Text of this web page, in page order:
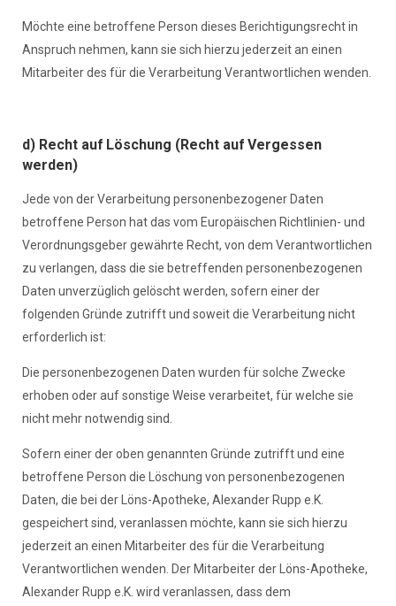
Möchte eine betroffene Person dieses Berichtigungsrecht in
Anspruch nehmen, kann sie sich hierzu jederzeit an einen
Mitarbeiter des für die Verarbeitung Verantwortlichen wenden.
d) Recht auf Löschung (Recht auf Vergessen
werden)
Jede von der Verarbeitung personenbezogener Daten
betroffene Person hat das vom Europäischen Richtlinien- und
Verordnungsgeber gewährte Recht, von dem Verantwortlichen
zu verlangen, dass die sie betreffenden personenbezogenen
Daten unverzüglich gelöscht werden, sofern einer der
folgenden Gründe zutrifft und soweit die Verarbeitung nicht
erforderlich ist:
Die personenbezogenen Daten wurden für solche Zwecke
erhoben oder auf sonstige Weise verarbeitet, für welche sie
nicht mehr notwendig sind.
Sofern einer der oben genannten Gründe zutrifft und eine
betroffene Person die Löschung von personenbezogenen
Daten, die bei der Löns-Apotheke, Alexander Rupp e.K.
gespeichert sind, veranlassen möchte, kann sie sich hierzu
jederzeit an einen Mitarbeiter des für die Verarbeitung
Verantwortlichen wenden. Der Mitarbeiter der Löns-Apotheke,
Alexander Rupp e.K. wird veranlassen, dass dem